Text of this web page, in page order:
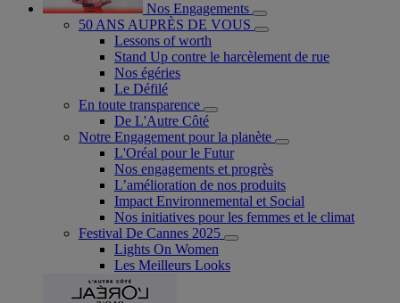
Nos Engagements
50 ANS AUPRÈS DE VOUS
Lessons of worth
Stand Up contre le harcèlement de rue
Nos égéries
Le Défilé
En toute transparence
De L'Autre Côté
Notre Engagement pour la planète
L'Oréal pour le Futur
Nos engagements et progrès
L’amélioration de nos produits
Impact Environnemental et Social
Nos initiatives pour les femmes et le climat
Festival De Cannes 2025
Lights On Women
Les Meilleurs Looks